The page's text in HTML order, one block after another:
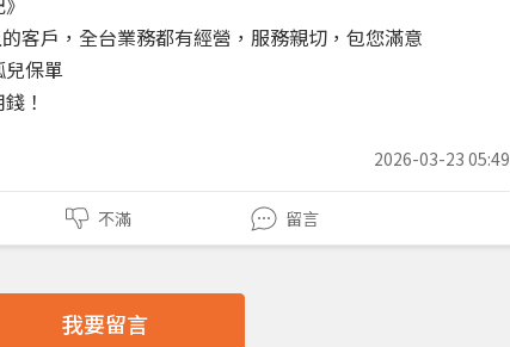
客戶，全台業務都有經營，服務親切，包您滿意
兒保單
！
2026-03-23 05:49
不滿 留言
我要留言